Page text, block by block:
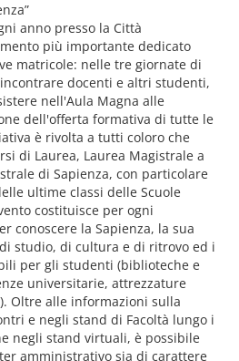
anno presso la Città
più importante dedicato
matricole: nelle tre giornate di
docenti e altri studenti,
nell'Aula Magna alle
dell'offerta formativa di tutte le
è rivolta a tutti coloro che
di Laurea, Laurea Magistrale a
di Sapienza, con particolare
ultime classi delle Scuole
costituisce per ogni
conoscere la Sapienza, la sua
studio, di cultura e di ritrovo ed i
per gli studenti (biblioteche e
universitarie, attrezzature
Oltre alle informazioni sulla
e negli stand di Facoltà lungo i
negli stand virtuali, è possibile
amministrativo sia di carattere